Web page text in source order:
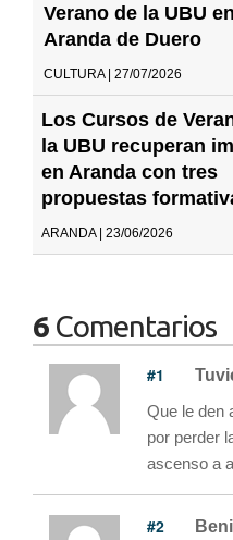
Verano de la UBU en
Aranda de Duero
CULTURA | 27/07/2026
Los Cursos de
la UBU recuperan
en Aranda con tres
propuestas
ARANDA | 23/06/2026
6 Comentarios
#1
Que le den
por perder
ascenso a
#2